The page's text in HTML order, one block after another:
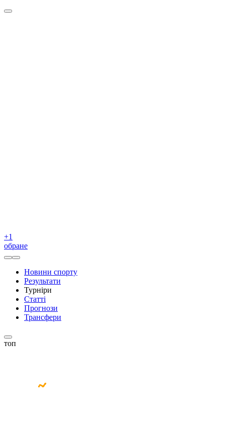
+1
обране
Новини спорту
Результати
Турніри
Статті
Прогнози
Трансфери
топ